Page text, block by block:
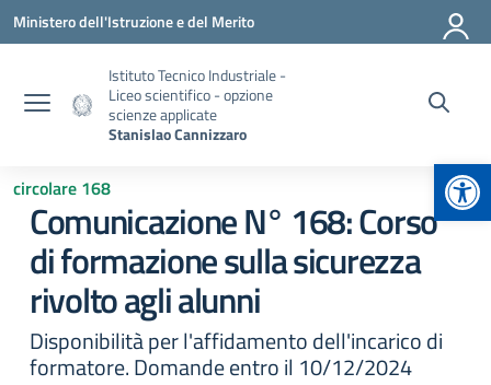
Vai ai contenuti
Vai al menu di navigazione
Vai al footer
Ministero dell'Istruzione e del Merito
Istituto Tecnico Industriale -
Liceo scientifico - opzione
scienze applicate
Stanislao Cannizzaro
circolare 168
Comunicazione N° 168: Corso
di formazione sulla sicurezza
rivolto agli alunni
Disponibilità per l'affidamento dell'incarico di
formatore. Domande entro il 10/12/2024